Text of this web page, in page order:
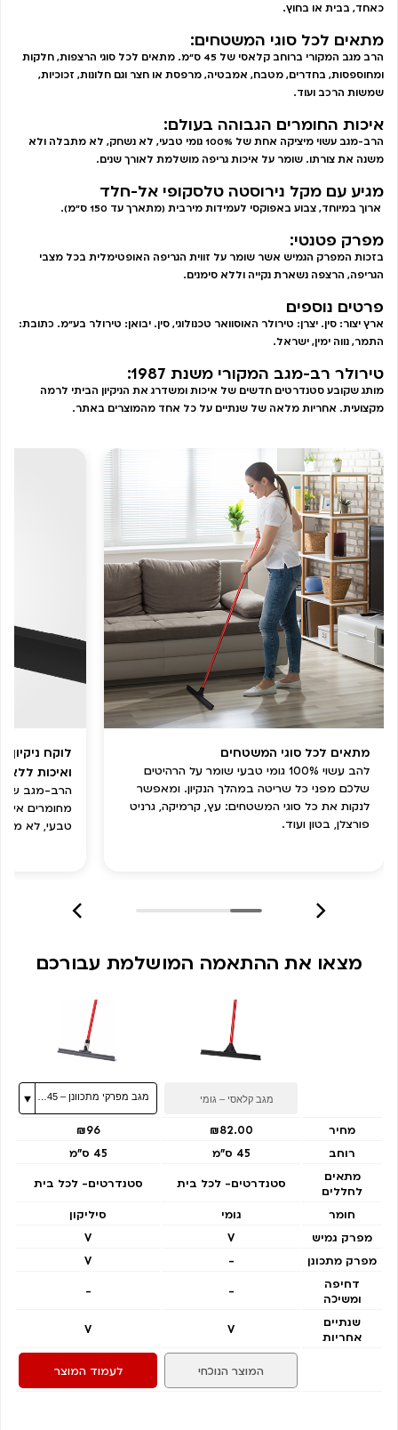
כאחד, בבית או בחוץ.
מתאים לכל סוגי המשטחים:
הרב מגב המקורי ברוחב קלאסי של 45 ס”מ. מתאים לכל סוגי הרצפות, חלקות
ומחוספסות, בחדרים, מטבח, אמבטיה, מרפסת או חצר וגם חלונות, זכוכיות,
שמשות הרכב ועוד.
איכות החומרים הגבוהה בעולם:
הרב-מגב עשוי מיציקה אחת של 100% גומי טבעי, לא נשחק, לא מתבלה ולא
משנה את צורתו. שומר על איכות גריפה מושלמת לאורך שנים.
מגיע עם מקל נירוסטה טלסקופי אל-חלד
ארוך במיוחד, צבוע באפוקסי לעמידות מירבית (מתארך עד 150 ס”מ).
מפרק פטנטי:
בזכות המפרק הגמיש אשר שומר על זווית הגריפה האופטימלית בכל מצבי
הגריפה, הרצפה נשארת נקייה וללא סימנים.
פרטים נוספים
ארץ יצור: סין. יצרן: טירולר האוסוואר טכנולוגי, סין. יבואן: טירולר בע"מ. כתובת:
התמר, נווה ימין, ישראל.
טירולר רב-מגב המקורי משנת 1987:
מותג שקובע סטנדרטים חדשים של איכות ומשדרג את הניקיון הביתי לרמה
מקצועית. אחריות מלאה של שנתיים על כל אחד מהמוצרים באתר.
מתאים לכל סוגי המשטחים
להב עשוי 100% גומי טבעי שומר על הרהיטים
שלכם מפני כל שריטה במהלך הנקיון. ומאפשר
לנקות את כל סוגי המשטחים: עץ, קרמיקה, גרניט
פורצלן, בטון ועוד.
לוקח
ואיכות ללא
הרב-מגב
טבעי, לא
מצאו את ההתאמה המושלמת עבורכם
מחיר ₪82.00
₪96
רוחב
45 ס״מ
45 ס״מ
מתאים
לחללים
סטנדרטים- לכל בית סטנדרטים- לכל בית
חומר גומי
סיליקון
מפרק גמיש
V
V
מפרק מתכונן
-
V
דחיפה
ומשיכה
-
-
שנתיים
אחריות
V
V
המוצר הנוכחי לעמוד המוצר